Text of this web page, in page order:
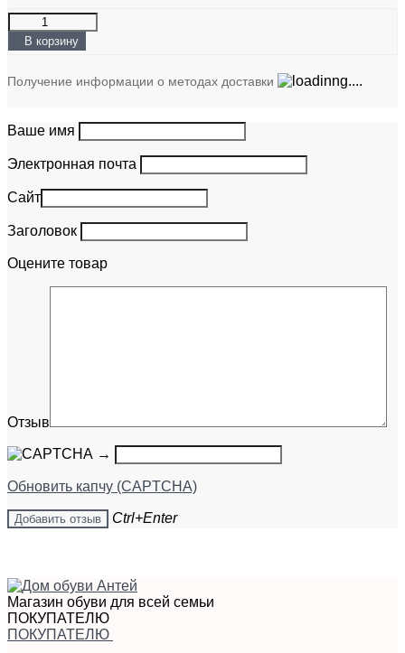
В корзину
Получение информации о методах доставки
Ваше имя
Электронная почта
Сайт
Заголовок
Оцените товар
Отзыв
→
Обновить капчу (CAPTCHA)
Ctrl+Enter
Магазин обуви для всей семьи
ПОКУПАТЕЛЮ
ПОКУПАТЕЛЮ